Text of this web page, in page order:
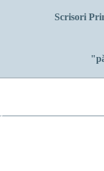
Scrisori